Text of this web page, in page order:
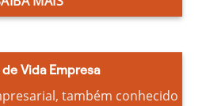
Vida Empresa
também conhecido